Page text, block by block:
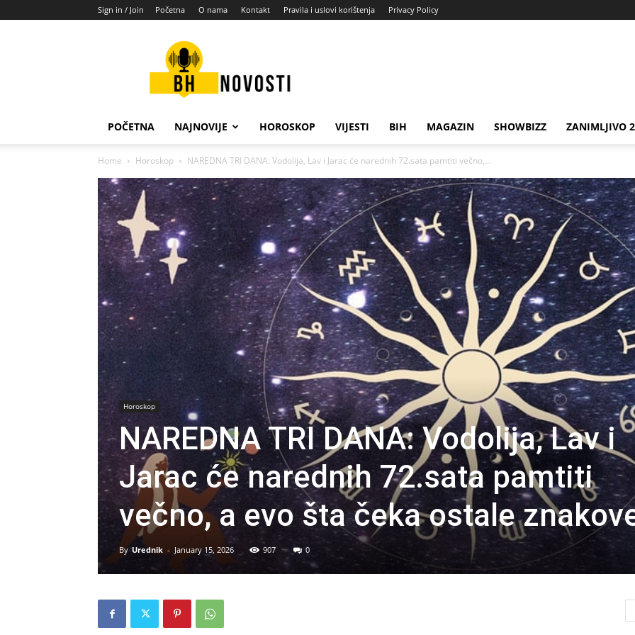
Sign in / Join Početna O nama Kontakt Pravila i uslovi korištenja Privacy Policy
POČETNA NAJNOVIJE HOROSKOP VIJESTI BIH MAGAZIN SHOWBIZZ ZANIMLJIVO
Home Horoskop NAREDNA TRI DANA: Vodolija, Lav i Jarac će narednih 72.sata pamtiti večno,...
Horoskop
NAREDNA TRI DANA: Vodolija, Lav i
Jarac će narednih 72.sata pamtiti
večno, a evo šta čeka ostale
By Urednik - January 15, 2026 907 0